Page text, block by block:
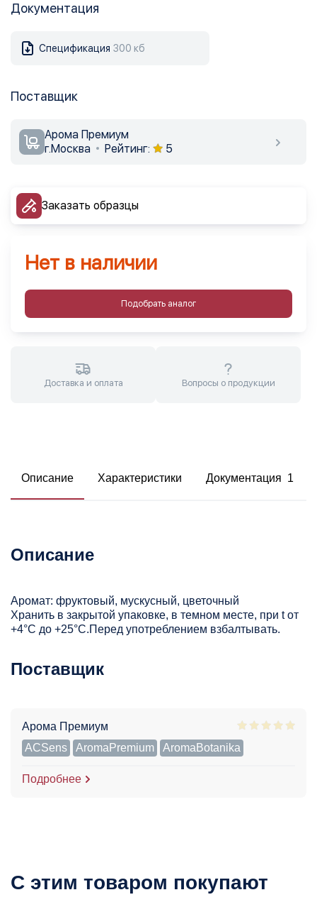
Документация
Спецификация 300 кб
Поставщик
Арома Премиум
г.Москва
Рейтинг: 5
Заказать образцы
Нет в наличии
Подобрать аналог
Доставка и оплата Вопросы о продукции
Описание Характеристики Документация 1
Описание
Аромат: фруктовый, мускусный, цветочный
Хранить в закрытой упаковке, в темном месте, при t от
+4°С до +25°С.Перед употреблением взбалтывать.
Поставщик
Арома Премиум
ACSens
AromaPremium AromaBotanika
Подробнее
С этим товаром покупают